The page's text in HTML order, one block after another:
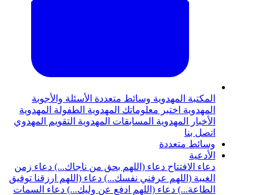
المكتبة المهدوية وسائط متعددة الأسئلة والأجوبة
المهدوية اختبر معلوماتك المهدوية الطفولة المهدوية
الأخبار المهدوية المسابقات المهدوية التقويم المهدوي
اتصل بنا
وسائط متعددة
الأدعية
دعاء الافتتاح دعاء (اللهم بحق من ناجاك...) دعاء زمن
الغيبة (اللهم عرفني نفسك...) دعاء (اللهم ارزقنا توفيق
الطاعة...) دعاء (اللهم ادفع عن وليك...) دعاء السمات